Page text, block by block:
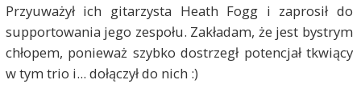
Przyuważył ich gitarzysta Heath Fogg i zaprosił do
supportowania jego zespołu. Zakładam, że jest bystrym
chłopem, ponieważ szybko dostrzegł potencjał tkwiący
w tym trio i... dołączył do nich :)